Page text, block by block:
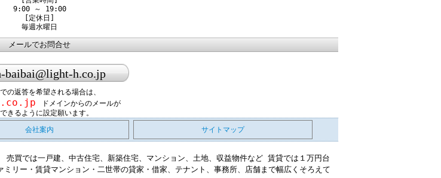
9:00 ～ 19:00
[定休日]
毎週水曜日
メールでお問合せ
baibai@light-h.co.jp
の返答を希望される場合は、
ドメインからのメールが
きるように設定願います。
会社案内 サイトマップ
買では一戸建、中古住宅、新築住宅、マンション、土地、収益物件など 賃貸では１万円台
リー・賃貸マンション・二世帯の貸家・借家、テナント、事務所、店舗まで幅広くそろえて